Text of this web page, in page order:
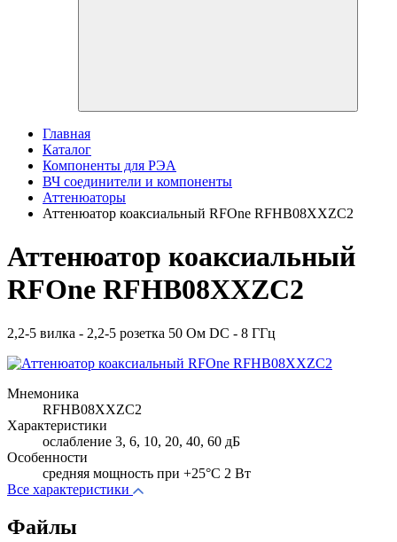
Главная
Каталог
Компоненты для РЭА
ВЧ соединители и компоненты
Аттенюаторы
Аттенюатор коаксиальный RFOne RFHB08XXZC2
Аттенюатор коаксиальный
RFOne RFHB08XXZC2
2,2-5 вилка - 2,2-5 розетка 50 Ом DC - 8 ГГц
Мнемоника
RFHB08XXZC2
Характеристики
ослабление 3, 6, 10, 20, 40, 60 дБ
Особенности
cредняя мощность при +25°C 2 Вт
Все характеристики
Файлы